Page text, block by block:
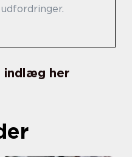
indlæg her